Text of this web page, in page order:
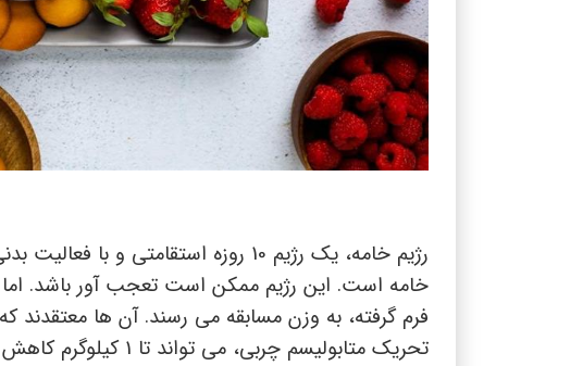
رژیم خامه، یک رژیم 10 روزه
خامه است. این رژیم ممکن است تعجب آور باشد.
فرم گرفته، به وزن مسابقه می رسند. آن ها معتقدند
تحریک متابولیسم چربی، می تواند تا 1 کیلوگرم کاهش وزن در روز را به همراه داشته باشد.